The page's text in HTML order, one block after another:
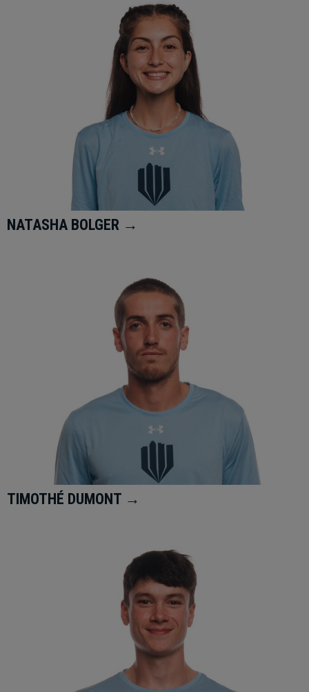
NATASHA BOLGER →
TIMOTHÉ DUMONT →